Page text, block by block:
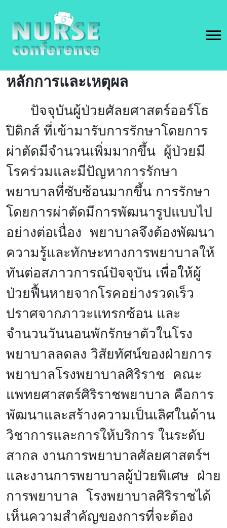
หลักการและเหตุผล
ปัจจุบันผู้ป่วยศัลยศาสตร์ออร์โธ
ปิดิกส์ ที่เข้ามารับการรักษาโดยการ
ผ่าตัดมีจำนวนเพิ่มมากขึ้น ผู้ป่วยมี
โรคร่วมและมีปัญหาการรักษา
พยาบาลที่ซับซ้อนมากขึ้น การรักษา
โดยการผ่าตัดมีการพัฒนารูปแบบไป
อย่างต่อเนื่อง พยาบาลจึงต้องพัฒนา
ความรู้และทักษะทางการพยาบาลให้
ทันต่อสภาวการณ์ปัจจุบัน เพื่อให้ผู้
ป่วยฟื้นหายจากโรคอย่างรวดเร็ว
ปราศจากภาวะแทรกซ้อน และ
จำนวนวันนอนพักรักษาตัวในโรง
พยาบาลลดลง วิสัยทัศน์ของฝ่ายการ
พยาบาลโรงพยาบาลศิริราช คณะ
แพทยศาสตร์ศิริราชพยาบาล คือการ
พัฒนาและสร้างความเป็นเลิศในด้าน
วิชาการและการให้บริการ ในระดับ
สากล งานการพยาบาลศัลยศาสตร์ฯ
และงานการพยาบาลผู้ป่วยพิเศษ ฝ่าย
การพยาบาล โรงพยาบาลศิริราชได้
เห็นความสำคัญของการที่จะต้อง